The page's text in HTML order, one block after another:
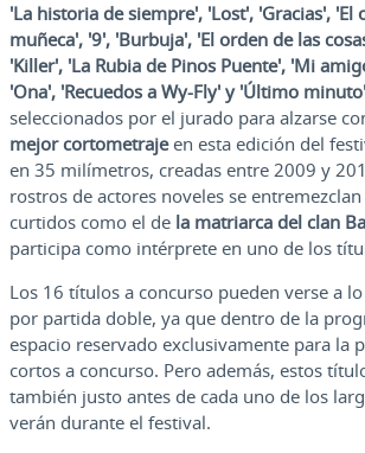
'La historia de siempre', 'Lost', 'Gracias', 'El
muñeca', '9', 'Burbuja', 'El orden de las
'Killer', 'La Rubia de Pinos Puente', 'Mi
'Ona', 'Recuedos a Wy-Fly' y 'Último minuto'
seleccionados por el jurado para alzarse
mejor cortometraje en esta edición del
en 35 milímetros, creadas entre 2009 y
rostros de actores noveles se
curtidos como el de la matriarca del clan
participa como intérprete en uno de los
Los 16 títulos a concurso pueden verse a
por partida doble, ya que dentro de la
espacio reservado exclusivamente para la
cortos a concurso. Pero además, estos
también justo antes de cada uno de los
verán durante el festival.